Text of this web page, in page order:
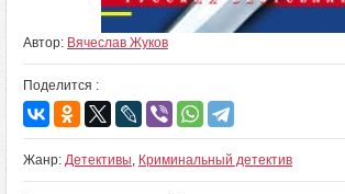
Автор: Вячеслав Жуков
Поделится :
Жанр: Детективы, Криминальный детектив